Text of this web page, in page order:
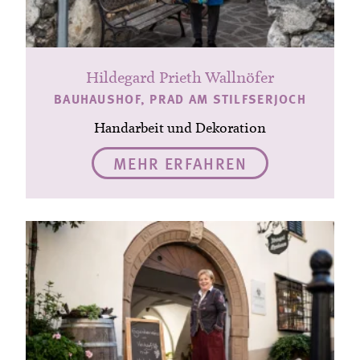
Hildegard Prieth Wallnöfer
BAUHAUSHOF, PRAD AM STILFSERJOCH
Handarbeit und Dekoration
MEHR ERFAHREN